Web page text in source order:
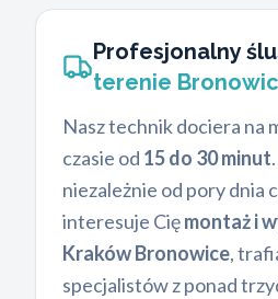
Profesjonalny
terenie Bronowic
Nasz technik dociera na
czasie od 15 do 30 minut
niezależnie od pory dnia
interesuje Cięmontaż i
Kraków Bronowice,
specjalistów z ponad